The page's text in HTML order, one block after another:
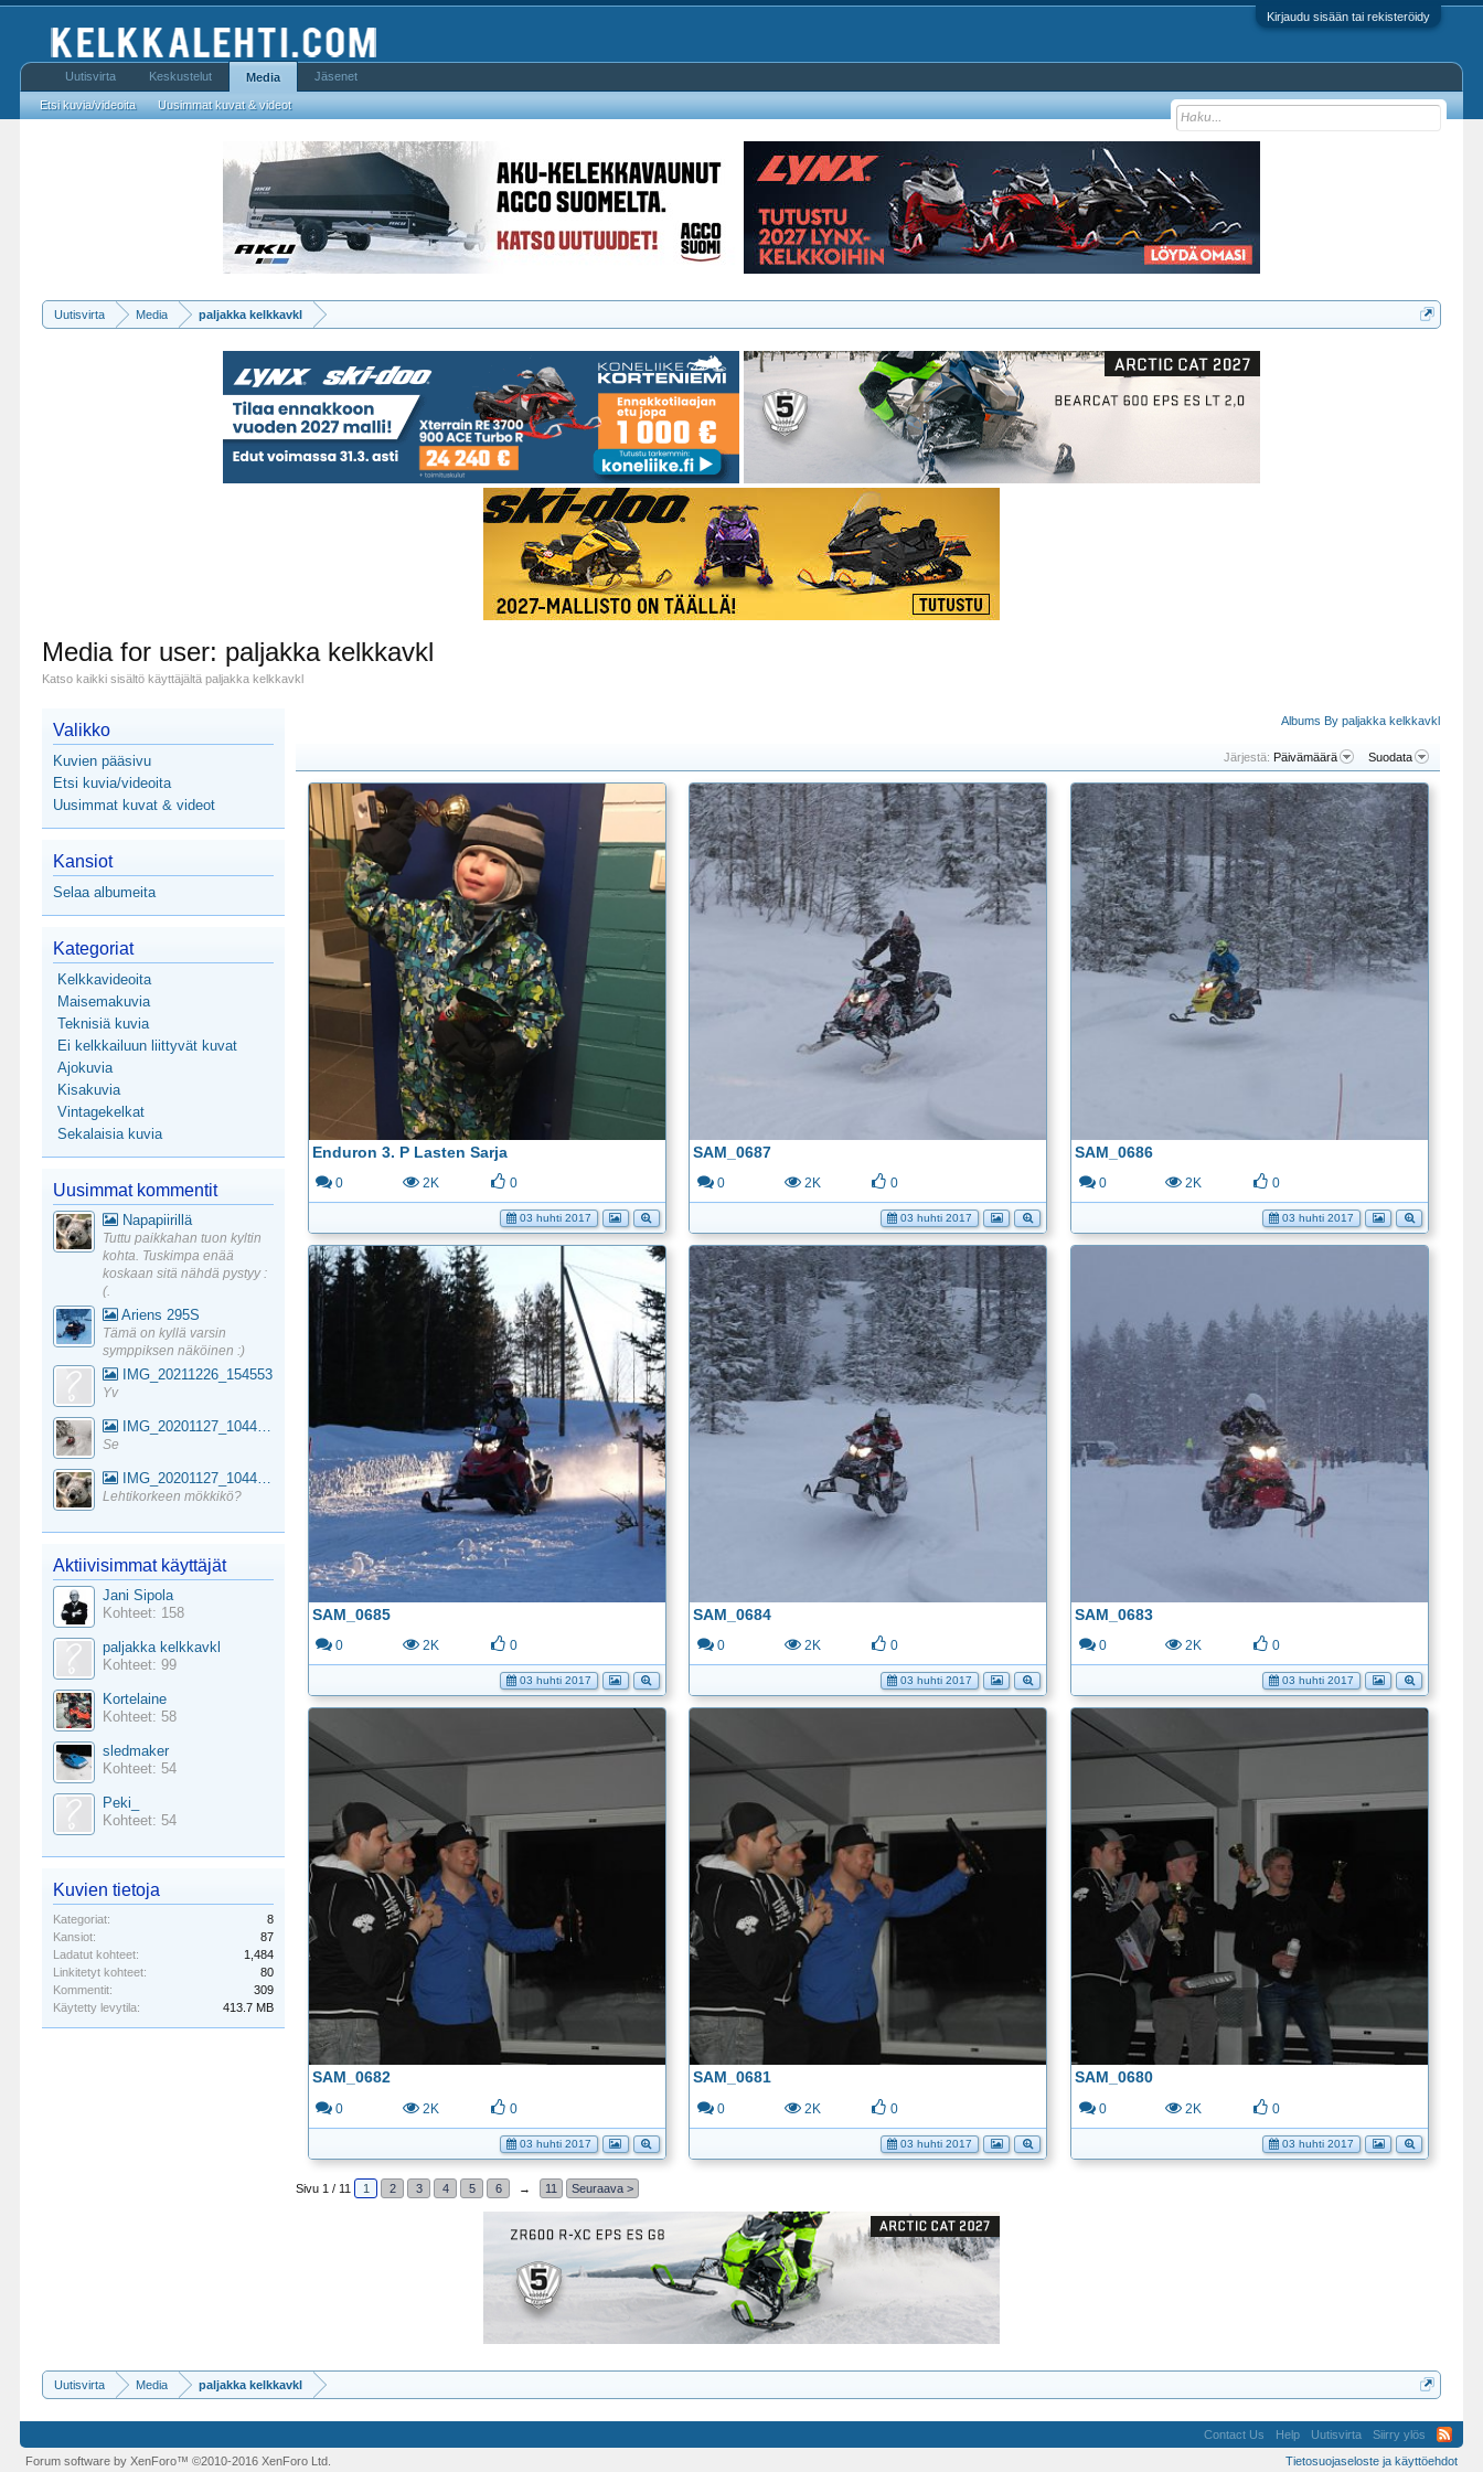
Kirjaudu sisään tai rekisteröidy
Uutisvirta Media paljakka kelkkavkl
Media for user: paljakka kelkkavkl
Katso kaikki sisältö käyttäjältä paljakka kelkkavkl
Albums By paljakka kelkkavkl
Järjestä: Päivämäärä Suodata
Enduron 3. P Lasten Sarja
0 2K 0
03 huhti 2017
SAM_0687
0 2K 0
03 huhti 2017
SAM_0686
0 2K 0
03 huhti 2017
SAM_0685
0 2K 0
03 huhti 2017
SAM_0684
0 2K 0
03 huhti 2017
SAM_0683
0 2K 0
03 huhti 2017
SAM_0682
0 2K 0
03 huhti 2017
SAM_0681
0 2K 0
03 huhti 2017
SAM_0680
0 2K 0
03 huhti 2017
Sivu 1 / 11 1 2 3 4 5 6 → 11 Seuraava >
Valikko
Kuvien pääsivu
Etsi kuvia/videoita
Uusimmat kuvat & videot
Kansiot
Selaa albumeita
Kategoriat
Kelkkavideoita
Maisemakuvia
Teknisiä kuvia
Ei kelkkailuun liittyvät kuvat
Ajokuvia
Kisakuvia
Vintagekelkat
Sekalaisia kuvia
Uusimmat kommentit
Napapiirillä
Tuttu paikkahan tuon kyltin
kohta. Tuskimpa enää
koskaan sitä nähdä pystyy :
(.
Ariens 295S
Tämä on kyllä varsin
symppiksen näköinen :)
IMG_20211226_154553
Yv
IMG_20201127_104441_1
Se
IMG_20201127_104441_1
Lehtikorkeen mökkikö?
Aktiivisimmat käyttäjät
Jani Sipola
Kohteet: 158
paljakka kelkkavkl
Kohteet: 99
Kortelaine
Kohteet: 58
sledmaker
Kohteet: 54
Peki_
Kohteet: 54
Kuvien tietoja
Kategoriat:
8
Kansiot:
87
Ladatut kohteet:
1,484
Linkitetyt kohteet:
80
Kommentit:
309
Käytetty levytila:
413.7 MB
Uutisvirta Media paljakka kelkkavkl
Uutisvirta Keskustelut Media
Etsi kuvia/videoita Uusimmat kuvat & videot
Jäsenet
Contact Us Help Uutisvirta
Siirry ylös
Tietosuojaseloste ja käyttöehdot
Forum software by XenForo™©2010-2016 XenForo Ltd.